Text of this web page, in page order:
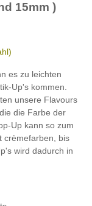
15mm )
es zu leichten
Up's kommen.
unsere Flavours
die Farbe der
Up kann so zum
crèmefarben, bis
wird dadurch in